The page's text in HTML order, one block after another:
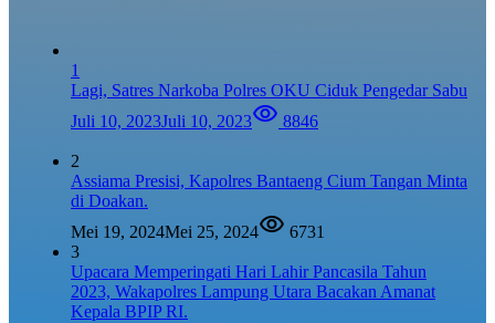
1
Lagi, Satres Narkoba Polres OKU Ciduk Pengedar Sabu
Juli 10, 2023Juli 10, 2023 8846
2
Assiama Presisi, Kapolres Bantaeng Cium Tangan Minta
di Doakan.
Mei 19, 2024Mei 25, 2024
6731
3
Upacara Memperingati Hari Lahir Pancasila Tahun
2023, Wakapolres Lampung Utara Bacakan Amanat
Kepala BPIP RI.